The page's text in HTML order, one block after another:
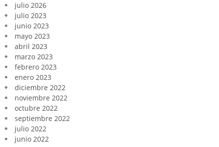
julio 2026
julio 2023
junio 2023
mayo 2023
abril 2023
marzo 2023
febrero 2023
enero 2023
diciembre 2022
noviembre 2022
octubre 2022
septiembre 2022
julio 2022
junio 2022